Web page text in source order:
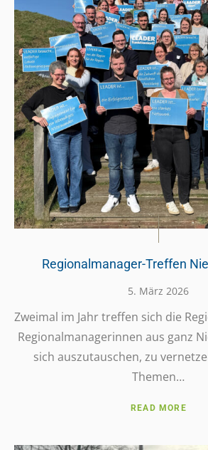
Regionalmanager-Treffen
5. März 2026
Zweimal im Jahr treffen sich die
Regio­nal­ma­na­ge­rin­nen aus ganz
sich auszu­tau­schen, zu
Themen…
READ MORE